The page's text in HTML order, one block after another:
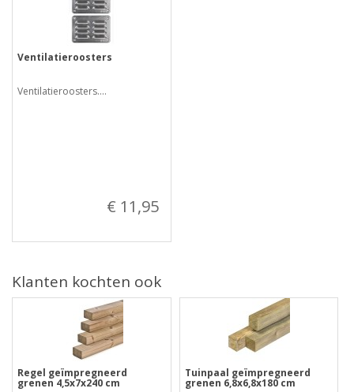
Ventilatieroosters
Ventilatieroosters....
€ 11,95
Klanten kochten ook
Regel geïmpregneerd
grenen 4,5x7x240 cm
Tuinpaal geïmpregneerd
grenen 6,8x6,8x180 cm